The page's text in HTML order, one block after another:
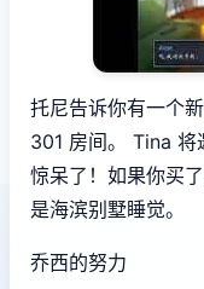
托尼告诉你有一个
301 房间。 Tina 将
惊呆了！如果你买
是海滨别墅睡觉。
乔西的努力